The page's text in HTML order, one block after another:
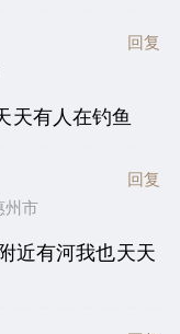
回复
天有人在钓鱼
市
回复
近有河我也天天